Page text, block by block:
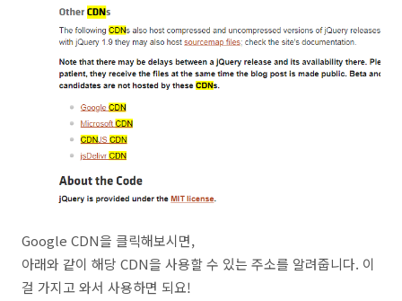
Google CDN을 클릭해보시면,
아래와 같이 해당 CDN을 사용할 수 있는 주소를 알려줍니다. 이
걸 가지고 와서 사용하면 되요!